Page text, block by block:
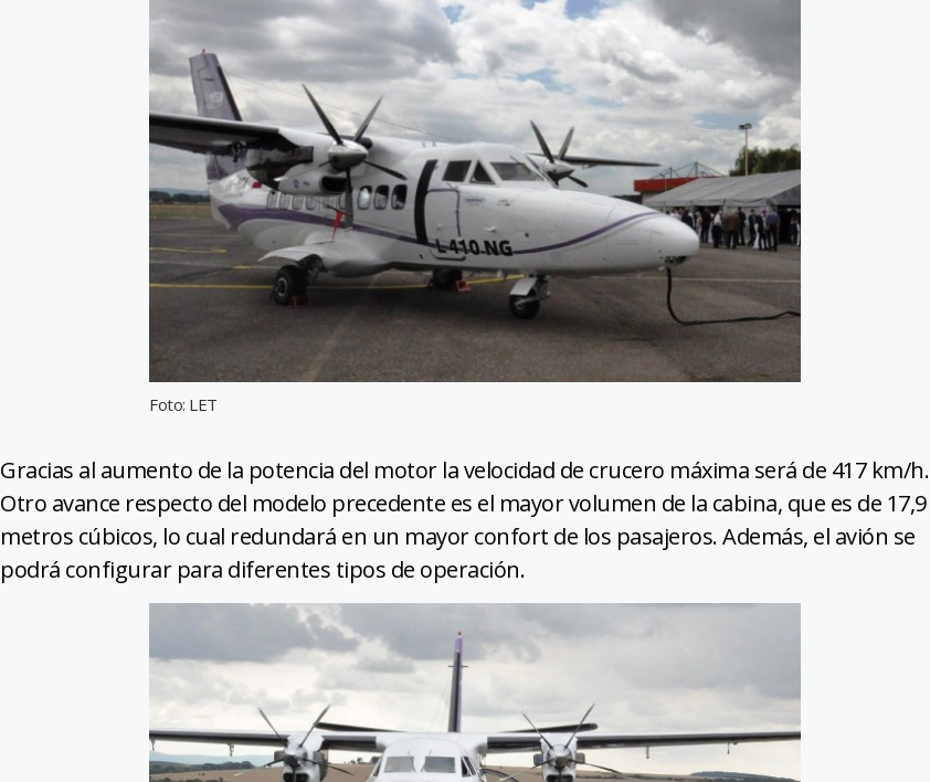
Foto: LET
Gracias al aumento de la potencia del motor la velocidad de crucero máxima será de 417 km/h.
Otro avance respecto del modelo precedente es el mayor volumen de la cabina, que es de 17,9
metros cúbicos, lo cual redundará en un mayor confort de los pasajeros. Además, el avión se
podrá configurar para diferentes tipos de operación.